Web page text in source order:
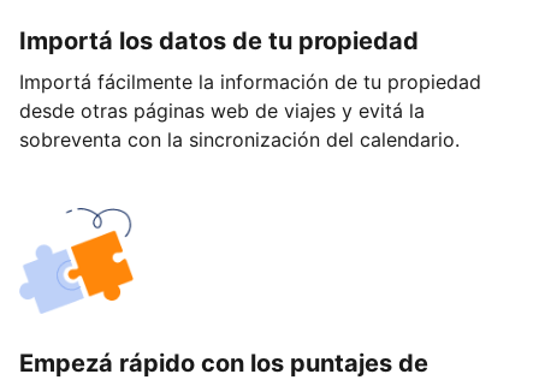
Importá los datos de tu propiedad
Importá fácilmente la información de tu propiedad
desde otras páginas web de viajes y evitá la
sobreventa con la sincronización del calendario.
Empezá rápido con los puntajes de